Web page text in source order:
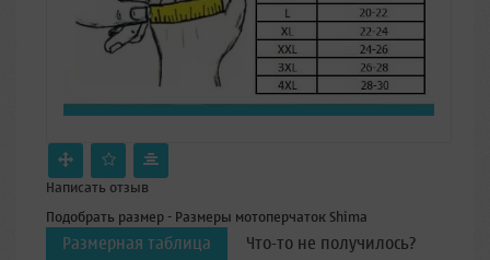
Написать отзыв
Подобрать размер - Размеры мотоперчаток Shima
Размерная таблица Что-то не получилось?